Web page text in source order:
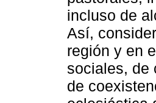
incluso de
Así,
región y en
sociales, de
de